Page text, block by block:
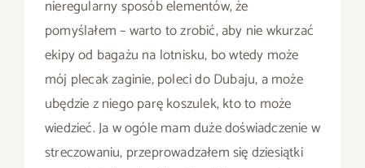
nieregularny sposób elementów, że
pomyślałem – warto to zrobić, aby nie wkurzać
ekipy od bagażu na lotnisku, bo wtedy może
mój plecak zaginie, poleci do Dubaju, a może
ubędzie z niego parę koszulek, kto to może
wiedzieć. Ja w ogóle mam duże doświadczenie w
streczowaniu, przeprowadzałem się dziesiątki